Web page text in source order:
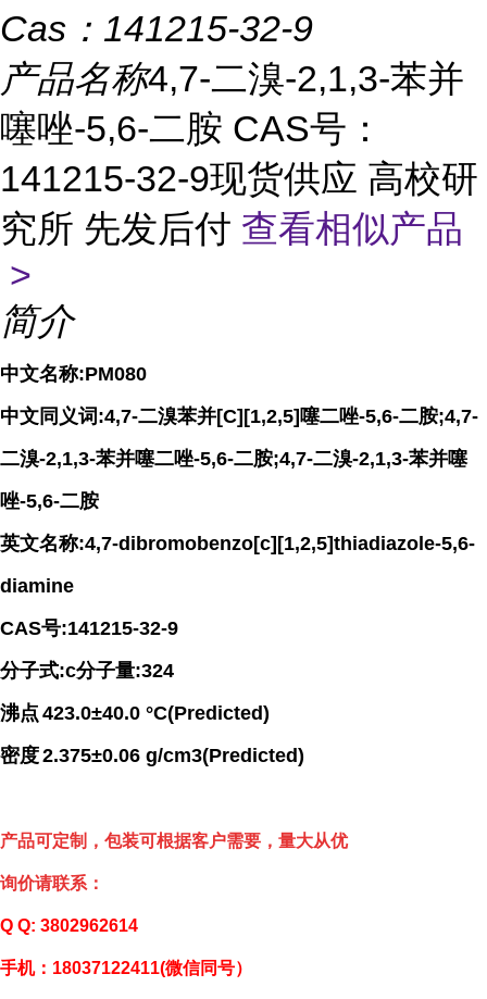
Cas： 141215-32-9
产品名称4,7-二溴-2,1,3-苯并
噻唑-5,6-二胺 CAS号：
141215-32-9现货供应 高校研
究所 先发后付 查看相似产品
>
简介
中文名称:PM080
中文同义词 :4,7-二溴苯并[C][1,2,5]噻二唑-5,6-二胺;4,7-
二溴-2,1,3-苯并噻二唑-5,6-二胺;4,7-二溴-2,1,3-苯并噻
唑-5,6-二胺
英文名称:4,7-dibromobenzo[c][1,2,5]thiadiazole-5,6-
diamine
CAS号:141215-32-9
分子式:c分子量:324
沸点 423.0±40.0 °C(Predicted)
密度2.375±0.06 g/cm3(Predicted)
产品可定制，包装可根据客户需要，量大从优
询价请联系：
Q Q: 3802962614
手机： 18037122411(微信同号）